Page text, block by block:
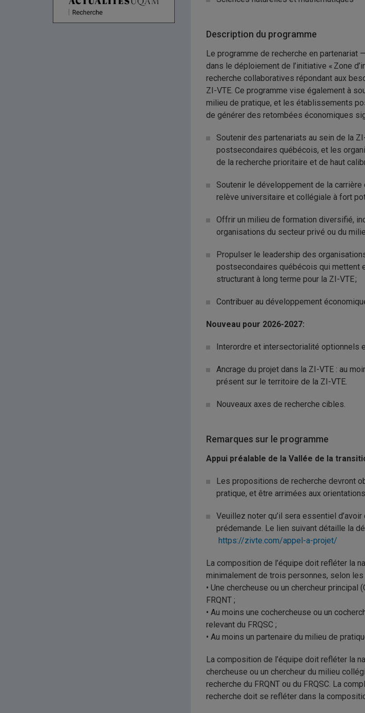
Description du programme
Le programme de recherche en partenariat
dans le déploiement de l’initiative « Zone
recherche collaboratives répondant aux
ZI-VTE. Ce programme vise également à
milieu de pratique, et les établissements
de générer des retombées économiques
Soutenir des partenariats au sein de la
postsecondaires québécois, et les
de la recherche prioritaire et de haut
Soutenir le développement de la
relève universitaire et collégiale à fort
Offrir un milieu de formation diversifié,
organisations du secteur privé ou du
Propulser le leadership des
postsecondaires québécois qui mettent
structurant à long terme pour la ZI-VTE ;
Contribuer au développement
Nouveau pour 2026-2027:
Interordre et intersectorialité optionnels
Ancrage du projet dans la ZI-VTE : au
présent sur le territoire de la ZI-VTE.
Nouveaux axes de recherche cibles.
Remarques sur le programme
Appui préalable de la Vallée de la
Les propositions de recherche devront
pratique, et être arrimées aux
Veuillez noter qu’il sera essentiel
prédemande. Le lien suivant détaille la
https://zivte.com/appel-a-projet/
La composition de l’équipe doit refléter la
minimalement de trois personnes, selon
• Une chercheuse ou un chercheur
FRQNT ;
• Au moins une cochercheuse ou un
relevant du FRQSC ;
• Au moins un partenaire du milieu de
La composition de l’équipe doit refléter la
chercheuse ou un chercheur du milieu
recherche du FRQNT ou du FRQSC. La
recherche doit se refléter dans la